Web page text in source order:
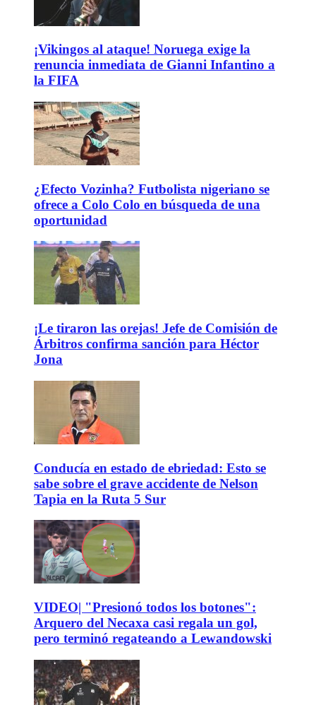
¡Vikingos al ataque! Noruega exige la
renuncia inmediata de Gianni Infantino a
la FIFA
¿Efecto Vozinha? Futbolista nigeriano se
ofrece a Colo Colo en búsqueda de una
oportunidad
¡Le tiraron las orejas! Jefe de Comisión de
Árbitros confirma sanción para Héctor
Jona
Conducía en estado de ebriedad: Esto se
sabe sobre el grave accidente de Nelson
Tapia en la Ruta 5 Sur
VIDEO| "Presionó todos los botones":
Arquero del Necaxa casi regala un gol,
pero terminó regateando a Lewandowski